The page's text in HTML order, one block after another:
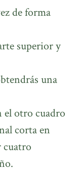
de forma
superior y
una
el otro cuadro
corta en
cuatro